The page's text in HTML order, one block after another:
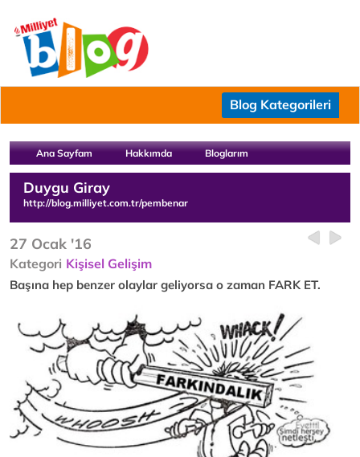
Blog Kategorileri
Ana Sayfam Hakkımda Bloglarım
Duygu Giray
http://blog.milliyet.com.tr/pembenar
27 Ocak '16
Kategori Kişisel Gelişim
Başına hep benzer olaylar geliyorsa o zaman FARK ET.